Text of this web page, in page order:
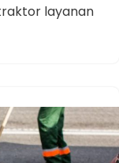
layanan